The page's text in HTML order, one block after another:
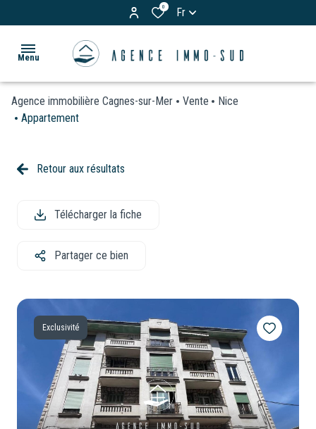
0 Fr
Menu
ACCUEIL
& Villas
Locaux
Commerciaux
Neuf
BIENS
VOS
CONSEILLERS
NOUS
REJOINDRE
Agence immobilière Cagnes-sur-Mer Vente
Nice
Appartement
Retour aux résultats
Télécharger la fiche
Partager ce bien
Exclusivité